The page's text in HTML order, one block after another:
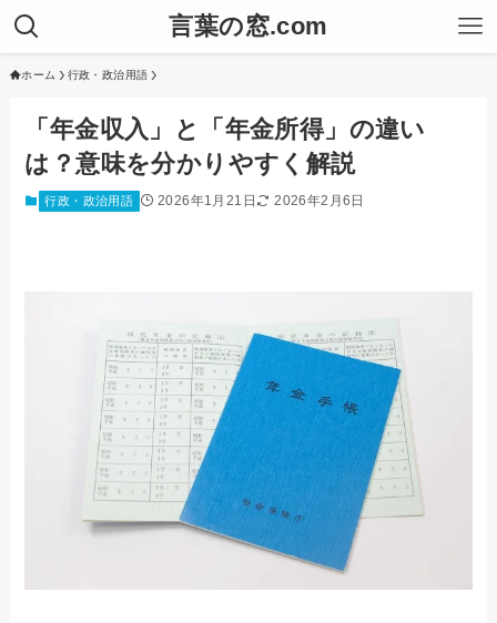
言葉の窓.com
ホーム 行政・政治用語
「年金収入」と「年金所得」の違い
は？意味を分かりやすく解説
行政・政治用語 2026年1月21日 2026年2月6日